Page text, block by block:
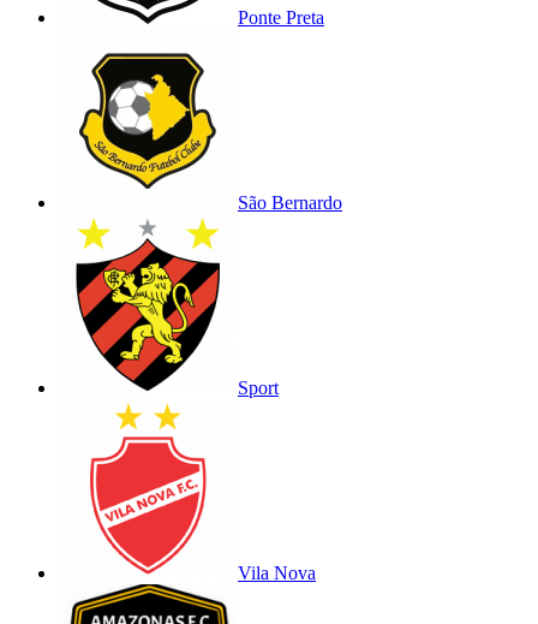
Ponte Preta
São Bernardo
Sport
Vila Nova